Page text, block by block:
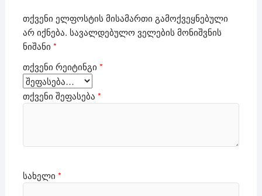
თქვენი ელფოსტის მისამართი გამოქვეყნებული
არ იქნება. სავალდებულო ველების მონიშვნის
ნიშანი *
თქვენი რეიტინგი *
თქვენი შეფასება *
სახელი *